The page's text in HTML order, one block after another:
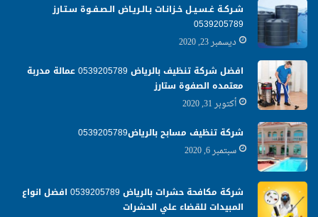
شـركـة غـسـيـل خـزانـات بـالـريـاض الـصـفـوة سـتـارز
0539205789
ديسمبر 23, 2020
افضل شركة تنظيف بالرياض 0539205789 عمالة مدربة
معتمده الصفوة ستارز
أكتوبر 31, 2020
شركة تنظيف مسابح بالرياض0539205789
سبتمبر 6, 2020
شركة مكافحة حشرات بالرياض 0539205789 افضل انواع
المبيدات للقضاء علي الحشرات